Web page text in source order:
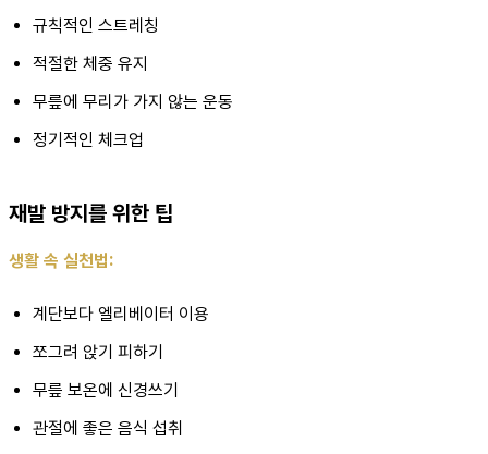
규칙적인 스트레칭
적절한 체중 유지
무릎에 무리가 가지 않는 운동
정기적인 체크업
재발 방지를 위한 팁
생활 속 실천법:
계단보다 엘리베이터 이용
쪼그려 앉기 피하기
무릎 보온에 신경쓰기
관절에 좋은 음식 섭취